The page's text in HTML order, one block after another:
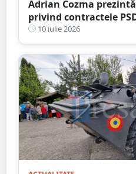
Adrian Cozma
privind contractele
firmă din familia
un milion de lei
10 iulie 2026